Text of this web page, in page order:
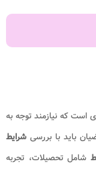
است که نیازمند توجه به
باید با بررسی شرایط
شامل تحصیلات، تجربه